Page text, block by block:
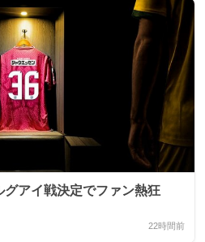
アイ戦決定でファン熱狂
22時間前